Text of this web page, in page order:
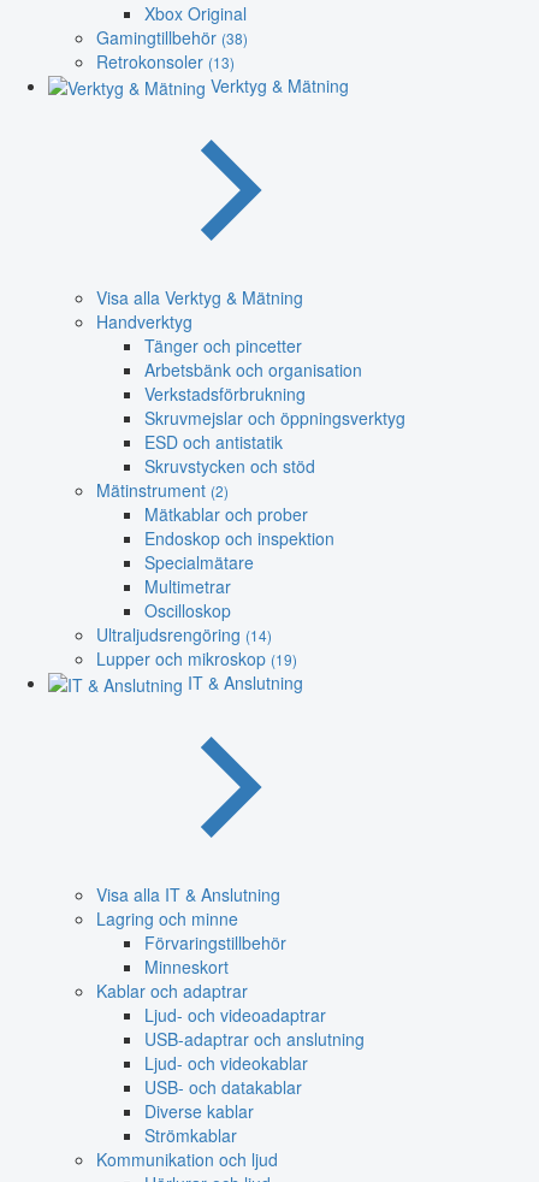
Xbox Original
Gamingtillbehör (38)
Retrokonsoler (13)
Verktyg & Mätning
Visa alla Verktyg & Mätning
Handverktyg
Tänger och pincetter
Arbetsbänk och organisation
Verkstadsförbrukning
Skruvmejslar och öppningsverktyg
ESD och antistatik
Skruvstycken och stöd
Mätinstrument (2)
Mätkablar och prober
Endoskop och inspektion
Specialmätare
Multimetrar
Oscilloskop
Ultraljudsrengöring (14)
Lupper och mikroskop (19)
IT & Anslutning
Visa alla IT & Anslutning
Lagring och minne
Förvaringstillbehör
Minneskort
Kablar och adaptrar
Ljud- och videoadaptrar
USB-adaptrar och anslutning
Ljud- och videokablar
USB- och datakablar
Diverse kablar
Strömkablar
Kommunikation och ljud